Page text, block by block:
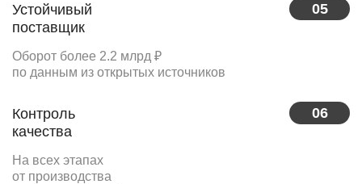
05
Устойчивый
поставщик
Оборот более 2.2 млрд ₽
по данным из открытых источников
06
Контроль
качества
На всех этапах
от производства